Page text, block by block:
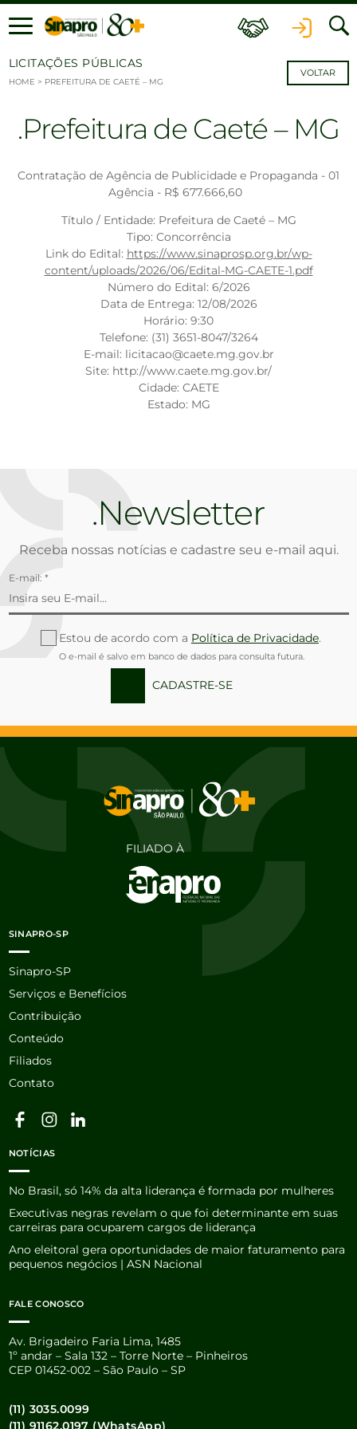
Ir para o conteúdo
LICITAÇÕES PÚBLICAS
HOME > PREFEITURA DE CAETÉ – MG
VOLTAR
Prefeitura de Caeté – MG
Contratação de Agência de Publicidade e Propaganda - 01
Agência - R$ 677.666,60
Título / Entidade: Prefeitura de Caeté – MG
Tipo: Concorrência
Link do Edital: https://www.sinaprosp.org.br/wp-
content/uploads/2026/06/Edital-MG-CAETE-1.pdf
Número do Edital: 6/2026
Data de Entrega: 12/08/2026
Horário: 9:30
Telefone: (31) 3651-8047/3264
E-mail: licitacao@caete.mg.gov.br
Site: http://www.caete.mg.gov.br/
Cidade: CAETE
Estado: MG
Newsletter
Receba nossas notícias e cadastre seu e-mail aqui.
E-mail: *
Estou de acordo com a Política de Privacidade.
O e-mail é salvo em banco de dados para consulta futura.
CADASTRE-SE
FILIADO À
SINAPRO-SP
Sinapro-SP
Serviços e Benefícios
Contribuição
Conteúdo
Filiados
Contato
NOTÍCIAS
No Brasil, só 14% da alta liderança é formada por mulheres
Executivas negras revelam o que foi determinante em suas
carreiras para ocuparem cargos de liderança
Ano eleitoral gera oportunidades de maior faturamento para
pequenos negócios | ASN Nacional
FALE CONOSCO
Av. Brigadeiro Faria Lima, 1485
1º andar – Sala 132 – Torre Norte – Pinheiros
CEP 01452-002 – São Paulo – SP
(11) 3035.0099
(11) 91162.0197 (WhatsApp)